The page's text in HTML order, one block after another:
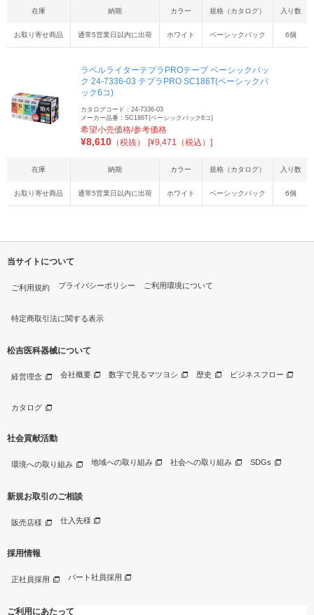
在庫 納期 カラー 規格（カタログ） 入り数
お取り寄せ商品 通常5営業日以内に出荷 ホワイト ベーシックパック 6個
ラベルライターテプラPROテープ ベーシックパッ
ク 24-7336-03 テプラPRO SC186T(ベーシックパ
ック6コ)
カタログコード：24-7336-03
メーカー品番：SC186T(ベーシックパック6コ)
希望小売価格/参考価格
¥8,610 （税抜） [¥9,471（税込）]
在庫 納期 カラー 規格（カタログ） 入り数
お取り寄せ商品 通常5営業日以内に出荷 ホワイト ベーシックパック 6個
当サイトについて
ご利用規約 プライバシーポリシー ご利用環境について
特定商取引法に関する表示
松吉医科器械について
経営理念 会社概要 数字で見るマツヨシ 歴史 ビジネスフロー
カタログ
社会貢献活動
環境への取り組み 地域への取り組み 社会への取り組み SDGs
新規お取引のご相談
販売店様 仕入先様
採用情報
正社員採用 パート社員採用
ご利用にあたって